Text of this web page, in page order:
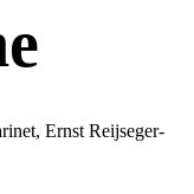
Ernst Reijseger-